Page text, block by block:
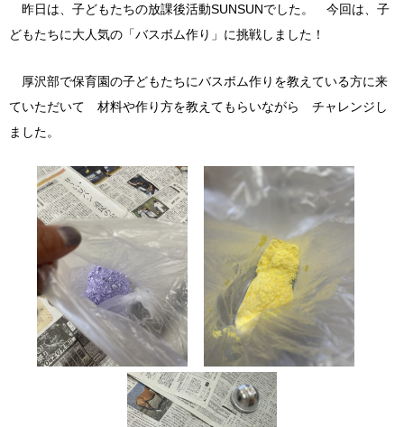
昨日は、子どもたちの放課後活動SUNSUNでした。 今回は、子
どもたちに大人気の「バスボム作り」に挑戦しました！
厚沢部で保育園の子どもたちにバスボム作りを教えている方に来
ていただいて 材料や作り方を教えてもらいながら チャレンジし
ました。